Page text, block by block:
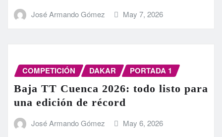
José Armando Gómez May 7, 2026
COMPETICIÓN DAKAR PORTADA 1
Baja TT Cuenca 2026: todo listo para
una edición de récord
José Armando Gómez May 6, 2026